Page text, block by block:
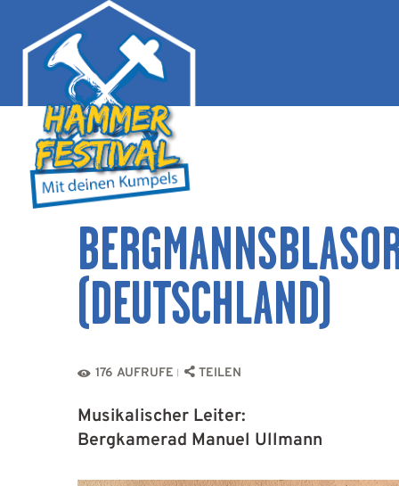
(DEUTSCHLAND)
176 AUFRUFE TEILEN
Musikalischer Leiter:
Bergkamerad Manuel Ullmann